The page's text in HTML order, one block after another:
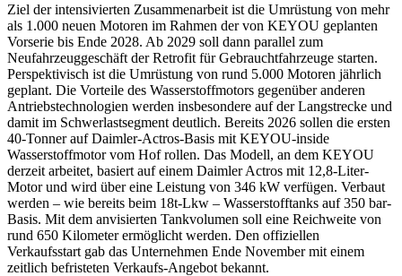
Ziel der intensivierten Zusammenarbeit ist die Umrüstung von mehr
als 1.000 neuen Motoren im Rahmen der von KEYOU geplanten
Vorserie bis Ende 2028. Ab 2029 soll dann parallel zum
Neufahrzeuggeschäft der Retrofit für Gebrauchtfahrzeuge starten.
Perspektivisch ist die Umrüstung von rund 5.000 Motoren jährlich
geplant. Die Vorteile des Wasserstoffmotors gegenüber anderen
Antriebstechnologien werden insbesondere auf der Langstrecke und
damit im Schwerlastsegment deutlich. Bereits 2026 sollen die ersten
40-Tonner auf Daimler-Actros-Basis mit KEYOU-inside
Wasserstoffmotor vom Hof rollen. Das Modell, an dem KEYOU
derzeit arbeitet, basiert auf einem Daimler Actros mit 12,8-Liter-
Motor und wird über eine Leistung von 346 kW verfügen. Verbaut
werden – wie bereits beim 18t-Lkw – Wasserstofftanks auf 350 bar-
Basis. Mit dem anvisierten Tankvolumen soll eine Reichweite von
rund 650 Kilometer ermöglicht werden. Den offiziellen
Verkaufsstart gab das Unternehmen Ende November mit einem
zeitlich befristeten Verkaufs-Angebot bekannt.